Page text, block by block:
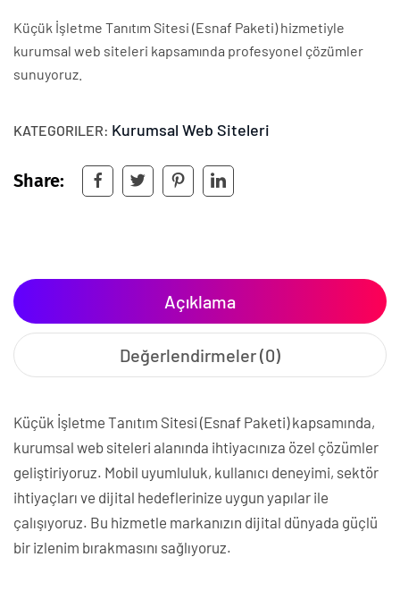
Küçük İşletme Tanıtım Sitesi (Esnaf Paketi) hizmetiyle
kurumsal web siteleri kapsamında profesyonel çözümler
sunuyoruz.
KATEGORILER: Kurumsal Web Siteleri
Share:
Açıklama
Değerlendirmeler (0)
Küçük İşletme Tanıtım Sitesi (Esnaf Paketi) kapsamında,
kurumsal web siteleri alanında ihtiyacınıza özel çözümler
geliştiriyoruz. Mobil uyumluluk, kullanıcı deneyimi, sektör
ihtiyaçları ve dijital hedeflerinize uygun yapılar ile
çalışıyoruz. Bu hizmetle markanızın dijital dünyada güçlü
bir izlenim bırakmasını sağlıyoruz.